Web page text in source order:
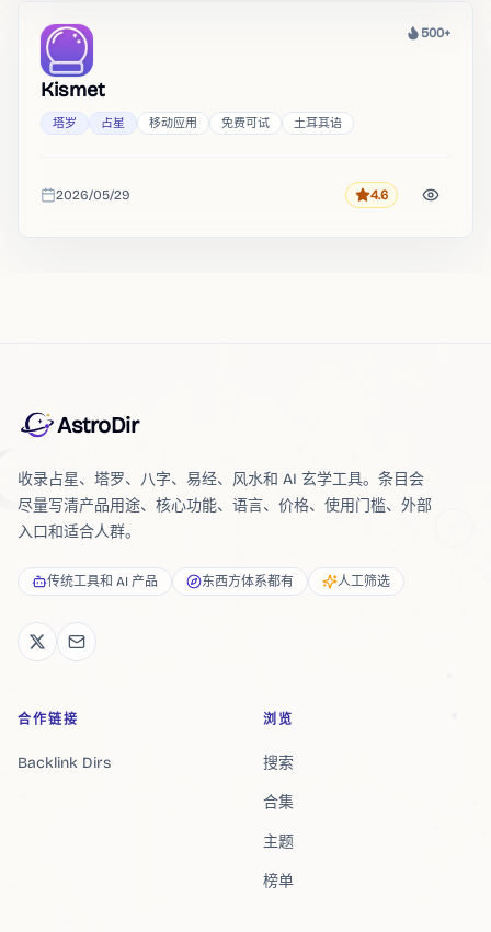
热度
500+
Kismet
塔罗 占星 移动应用 免费可试 土耳其语
收录时间
2026/05/29 评分4.6
AstroDir
收录占星、塔罗、八字、易经、风水和 AI 玄学工具。条目会
尽量写清产品用途、核心功能、语言、价格、使用门槛、外部
入口和适合人群。
传统工具和 AI 产品 东西方体系都有 人工筛选
合作链接
Backlink Dirs
浏览
搜索
合集
主题
榜单